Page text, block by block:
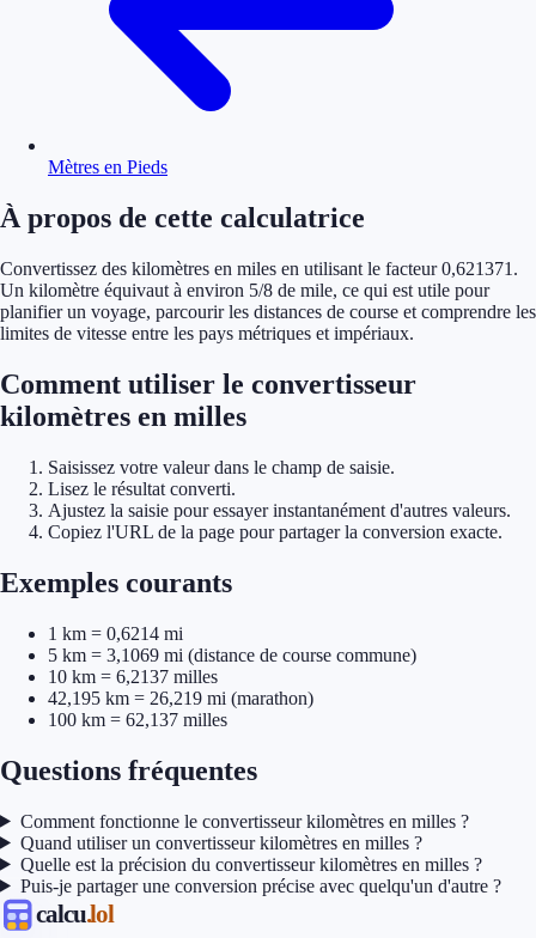
Mètres en Pieds
À propos de cette calculatrice
Convertissez des kilomètres en miles en utilisant le facteur 0,621371.
Un kilomètre équivaut à environ 5/8 de mile, ce qui est utile pour
planifier un voyage, parcourir les distances de course et comprendre les
limites de vitesse entre les pays métriques et impériaux.
Comment utiliser le convertisseur
kilomètres en milles
Saisissez votre valeur dans le champ de saisie.
Lisez le résultat converti.
Ajustez la saisie pour essayer instantanément d'autres valeurs.
Copiez l'URL de la page pour partager la conversion exacte.
Exemples courants
1 km = 0,6214 mi
5 km = 3,1069 mi (distance de course commune)
10 km = 6,2137 milles
42,195 km = 26,219 mi (marathon)
100 km = 62,137 milles
Questions fréquentes
Comment fonctionne le convertisseur kilomètres en milles ?
Quand utiliser un convertisseur kilomètres en milles ?
Quelle est la précision du convertisseur kilomètres en milles ?
Puis-je partager une conversion précise avec quelqu'un d'autre ?
calcu.lol